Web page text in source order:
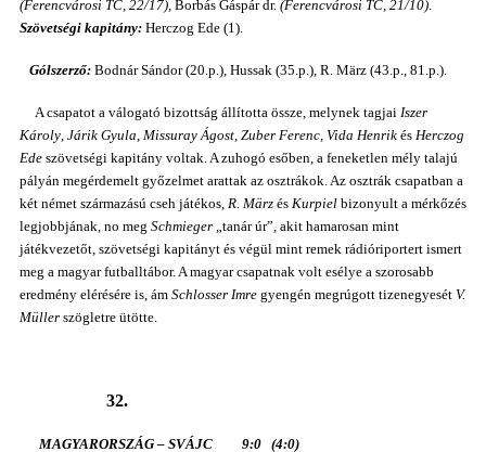
(Ferencvárosi TC, 22/17), Borbás Gáspár dr. (Ferencvárosi TC, 21/10).
Szövetségi kapitány: Herczog Ede (1).
Gólszerző: Bodnár Sándor (20.p.), Hussak (35.p.), R. März (43.p., 81.p.).
A csapatot a válogató bizottság állította össze, melynek tagjai Iszer
Károly, Járik Gyula, Missuray Ágost, Zuber Ferenc, Vida Henrik és Herczog
Ede szövetségi kapitány voltak. A zuhogó esőben, a feneketlen mély talajú
pályán megérdemelt győzelmet arattak az osztrákok. Az osztrák csapatban a
két német származású cseh játékos, R. März és Kurpiel bizonyult a mérkőzés
legjobbjának, no meg Schmieger „tanár úr”, akit hamarosan mint
játékvezetőt, szövetségi kapitányt és végül mint remek rádióriportert ismert
meg a magyar futballtábor. A magyar csapatnak volt esélye a szorosabb
eredmény elérésére is, ám Schlosser Imre gyengén megrúgott tizenegyesét V.
Müller szögletre ütötte.
32.
MAGYARORSZÁG – SVÁJC 9:0 (4:0)